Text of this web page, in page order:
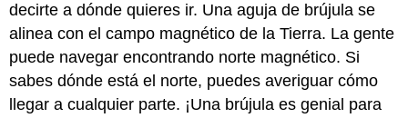
decirte a dónde quieres ir. Una aguja de brújula se
alinea con el campo magnético de la Tierra. La gente
puede navegar encontrando norte magnético. Si
sabes dónde está el norte, puedes averiguar cómo
llegar a cualquier parte. ¡Una brújula es genial para